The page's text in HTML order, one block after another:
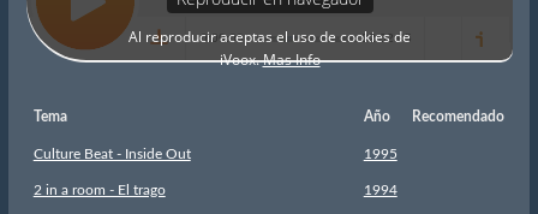
Tema Año Recomendado
Culture Beat - Inside Out 1995
2 in a room - El trago 1994